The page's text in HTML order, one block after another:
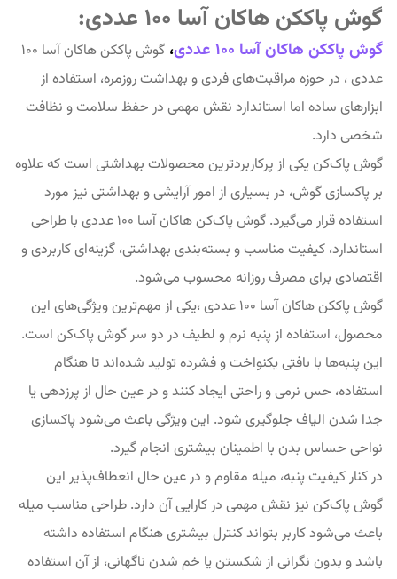
گوش پاککن هاکان آسا 100 عددی:
گوش پاککن هاکان آسا 100 عددی ،
گوش پاککن هاکان آسا 100
عددی ، در حوزه مراقبت‌های فردی و بهداشت روزمره، استفاده از
ابزارهای ساده اما استاندارد نقش مهمی در حفظ سلامت و نظافت
شخصی دارد.
گوش پاک‌کن یکی از پرکاربردترین محصولات بهداشتی است که علاوه
بر پاکسازی گوش، در بسیاری از امور آرایشی و بهداشتی نیز مورد
استفاده قرار می‌گیرد. گوش پاک‌کن هاکان آسا 100 عددی با طراحی
استاندارد، کیفیت مناسب و بسته‌بندی بهداشتی، گزینه‌ای کاربردی و
اقتصادی برای مصرف روزانه محسوب می‌شود.
گوش پاککن هاکان آسا 100 عددی ،یکی از مهم‌ترین ویژگی‌های این
محصول، استفاده از پنبه نرم و لطیف در دو سر گوش پاک‌کن است.
این پنبه‌ها با بافتی یکنواخت و فشرده تولید شده‌اند تا هنگام
استفاده، حس نرمی و راحتی ایجاد کنند و در عین حال از پرزدهی یا
جدا شدن الیاف جلوگیری شود. این ویژگی باعث می‌شود پاکسازی
نواحی حساس بدن با اطمینان بیشتری انجام گیرد.
در کنار کیفیت پنبه، میله مقاوم و در عین حال انعطاف‌پذیر این
گوش پاک‌کن نیز نقش مهمی در کارایی آن دارد. طراحی مناسب میله
باعث می‌شود کاربر بتواند کنترل بیشتری هنگام استفاده داشته
باشد و بدون نگرانی از شکستن یا خم شدن ناگهانی، از آن استفاده